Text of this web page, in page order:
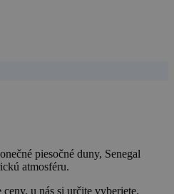
piesočné duny, Senegal
atmosféru.
u nás si určite vyberiete.